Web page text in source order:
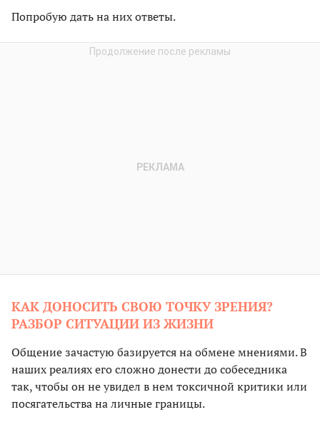
Попробую дать на них ответы.
КАК ДОНОСИТЬ СВОЮ ТОЧКУ ЗРЕНИЯ?
РАЗБОР СИТУАЦИИ ИЗ ЖИЗНИ
Общение зачастую базируется на обмене мнениями. В
наших реалиях его сложно донести до собеседника
так, чтобы он не увидел в нем токсичной критики или
посягательства на личные границы.